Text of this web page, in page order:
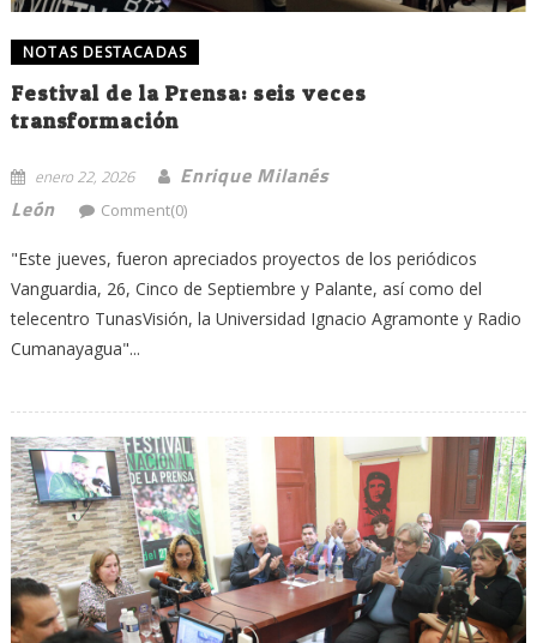
NOTAS DESTACADAS
Festival de la Prensa: seis veces
transformación
enero 22, 2026
Enrique Milanés
León
Comment(0)
"Este jueves, fueron apreciados proyectos de los periódicos
Vanguardia, 26, Cinco de Septiembre y Palante, así como del
telecentro TunasVisión, la Universidad Ignacio Agramonte y Radio
Cumanayagua"...